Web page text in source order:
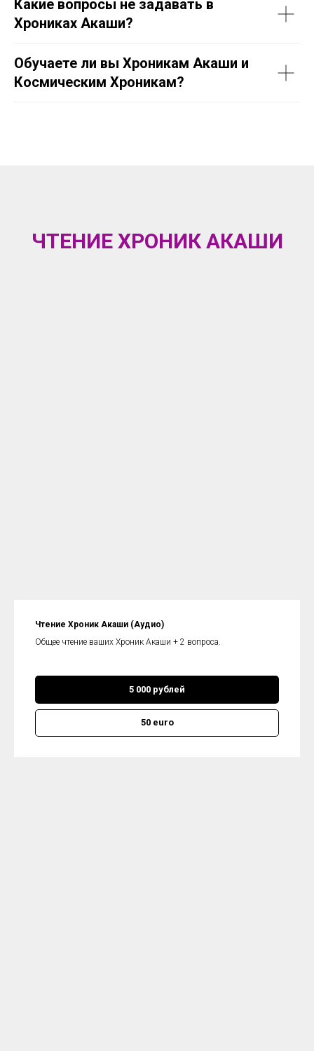
Какие вопросы не задавать в
Хрониках Акаши?
Обучаете ли вы Хроникам Акаши и
Космическим Хроникам?
ЧТЕНИЕ ХРОНИК АКАШИ
Чтение Хроник Акаши (Аудио)
Общее чтение ваших Хроник Акаши + 2 вопроса.
5 000 рублей
50 euro